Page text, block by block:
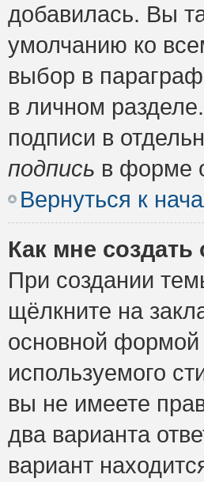
добавилась. Вы
умолчанию ко
выбор в
в личном
подписи в
подпись в форме
Вернуться к
Как мне создать
При создании
щёлкните на
основной формой
используемого
вы не имеете
два варианта
вариант